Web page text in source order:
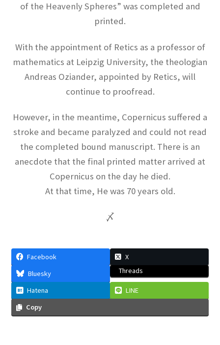
ゲッチンゲン大学関連の物理学者
【グリム兄弟や鉄血宰相ビスマルクを輩出】
コペルニクス
【レクティスと地動説を推進して世界観を転
換】
コリン・マクローリン
【ニュートンが紹介した人｜一般関
数の級数展開】
サイト立ち上げましたという昔の記事
【サイト運営方針再確認】
シャルル・ド・クーロン
【「ねじり天秤」での実験で微細な力を考察】
of the Heavenly Spheres” was completed and
printed.
With the appointment of Retics as a professor of
mathematics at Leipzig University, the theologian
Andreas Oziander, appointed by Retics, will
continue to proofread.
However, in the meantime, Copernicus suffered a
stroke and became paralyzed and could not read
the completed bound manuscript. There is an
anecdote that the final printed matter arrived at
Copernicus on the day he died.
At that time, He was 70 years old.
〆
Facebook
X
Bluesky
Threads
Hatena
LINE
Copy